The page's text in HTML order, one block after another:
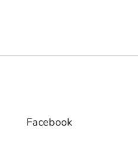
Facebook